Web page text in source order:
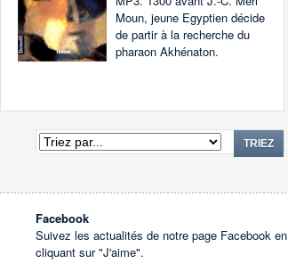
Moun, jeune Egyptien décide
de partir à la recherche du
pharaon Akhénaton.
TRIEZ
Facebook
Suivez les actualités de notre page Facebook en
cliquant sur "J'aime".